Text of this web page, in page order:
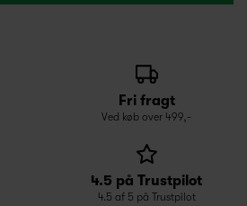
Fri fragt
Ved køb over 499,-
4.5 på Trustpilot
4.5 af 5 på Trustpilot